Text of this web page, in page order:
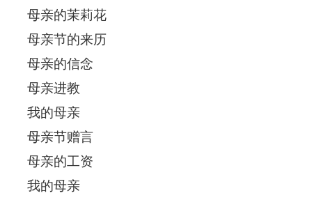
母亲的茉莉花
母亲节的来历
母亲的信念
母亲进教
我的母亲
母亲节赠言
母亲的工资
我的母亲